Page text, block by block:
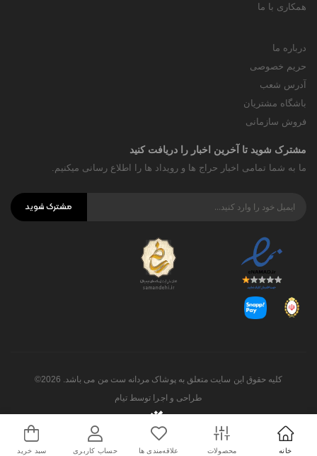
همکاری با ما
درباره ما
حریم خصوصی
آدرس شعب
باشگاه مشتریان
فروش سازمانی
مشترک شوید تا آخرین اخبار را دریافت کنید
ما به شما تمامی اخبار حراج ها و رویداد ها را اطلاع رسانی میکنیم.
مشترک شوید
کلیه حقوق این سایت متعلق به پوشاک مردانه ست من می باشد. 2026©
طراحی و اجرا توسط تیام
خانه محصولات علاقه‌مندی ها حساب کاربری سبد خرید